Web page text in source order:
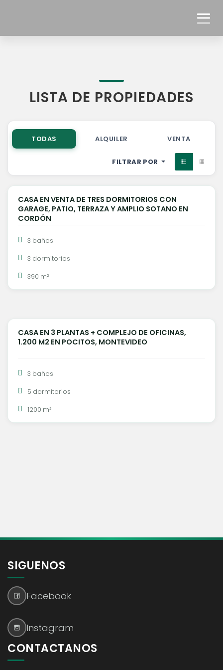
LISTA DE PROPIEDADES
TODAS ALQUILER VENTA
FILTRAR POR
VENTA
CASA EN VENTA DE TRES DORMITORIOS CON
GARAGE, PATIO, TERRAZA Y AMPLIO SOTANO EN
CORDÓN
3 baños
3 dormitorios
390 m²
VENTA
CASA EN 3 PLANTAS + COMPLEJO DE OFICINAS,
1.200 M2 EN POCITOS, MONTEVIDEO
3 baños
5 dormitorios
1200 m²
SIGUENOS
Facebook
Instagram
CONTACTANOS